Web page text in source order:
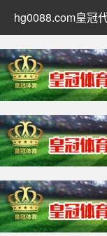
hg0088.com皇冠